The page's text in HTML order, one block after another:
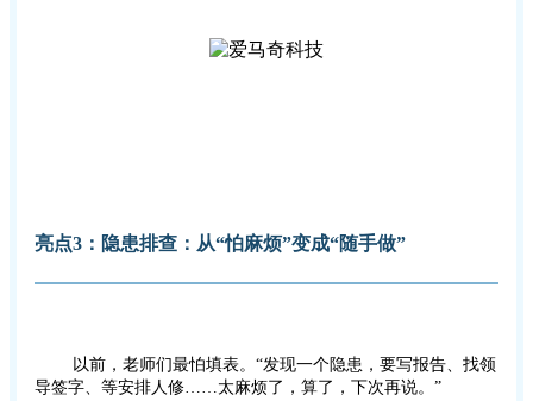
亮点3： 隐患排查：从“怕麻烦”变成“随手做”
以前，老师们最怕填表。“发现一个隐患，要写报告、找领
导签字、等安排人修……太麻烦了，算了，下次再说。”